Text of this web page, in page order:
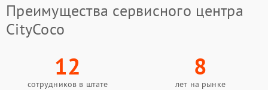
Преимущества сервисного центра
CityCoco
12
сотрудников в штате
8
лет на рынке